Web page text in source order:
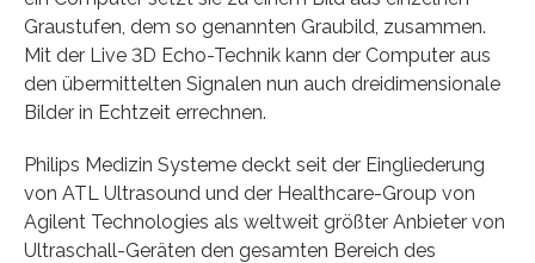
Graustufen, dem so genannten Graubild, zusammen.
Mit der Live 3D Echo-Technik kann der Computer aus
den übermittelten Signalen nun auch dreidimensionale
Bilder in Echtzeit errechnen.
Philips Medizin Systeme deckt seit der Eingliederung
von ATL Ultrasound und der Healthcare-Group von
Agilent Technologies als weltweit größter Anbieter von
Ultraschall-Geräten den gesamten Bereich des